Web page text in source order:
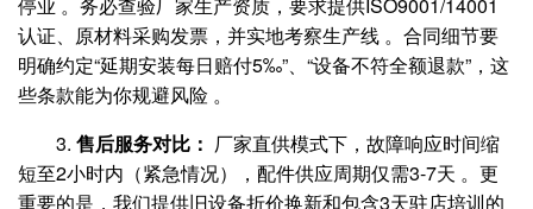
认证、原材料采购发票，并实地考察生产线 。合同细节要
明确约定“延期安装每日赔付5‰”、“设备不符全额退款”，这
些条款能为你规避风险 。
3. 售后服务对比： 厂家直供模式下，故障响应时间缩
短至2小时内（紧急情况），配件供应周期仅需3-7天 。更
重要的是，我们提供旧设备折价换新和包含3天驻店培训的